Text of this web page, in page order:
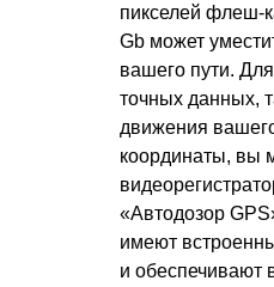
пикселей флеш-
Gb может
вашего пути.
точных данных,
движения
координаты, вы
«Автодозор
имеют
и обеспечивают